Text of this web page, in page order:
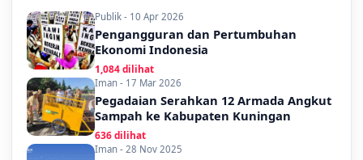
Publik - 10 Apr 2026
Pengangguran dan Pertumbuhan
Ekonomi Indonesia
1,084 dilihat
Iman - 17 Mar 2026
Pegadaian Serahkan 12 Armada Angkut
Sampah ke Kabupaten Kuningan
636 dilihat
Iman - 28 Nov 2025